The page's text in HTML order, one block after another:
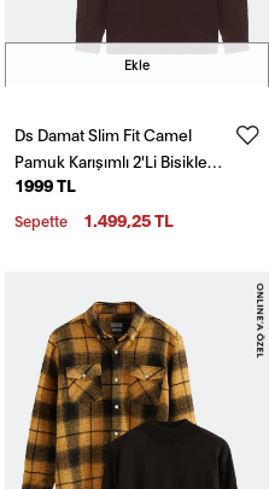
Ekle
Ds Damat Slim Fit Camel
Pamuk Karışımlı 2'Li Bisiklet
Yaka Triko Ve Gömlek
1999 TL
Sepette 1.499,25 TL